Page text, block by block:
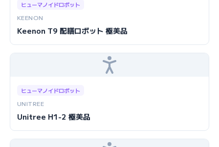
ヒューマノイドロボット
KEENON
Keenon T9 配膳ロボット 極美品
ヒューマノイドロボット
UNITREE
Unitree H1-2 極美品